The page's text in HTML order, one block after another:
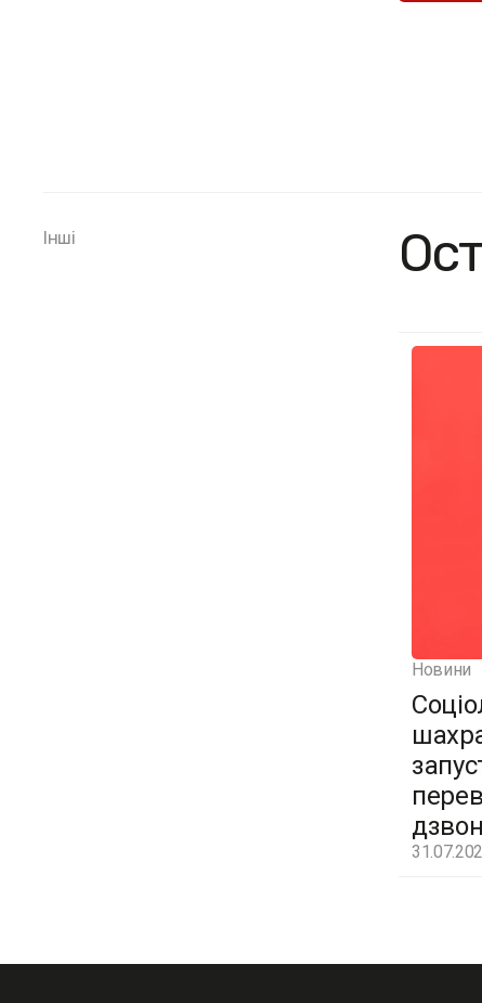
Інші
Новини